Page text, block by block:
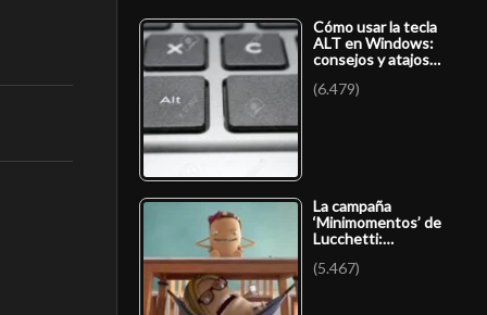
Cómo usar la tecla
ALT en Windows:
consejos y atajos…
(6.479)
La campaña
‘Minimomentos’ de
Lucchetti:…
(5.467)